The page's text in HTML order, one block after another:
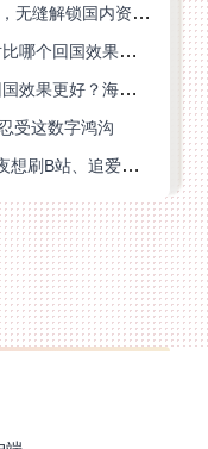
海外党必看：如何选对回国翻墙VPN，无缝解锁国内资源？
ChickCN VPN好用吗？和海牛VPN对比哪个回国效果更好？
ChickCN VPN和当归VPN对比哪个回国效果更好？海外党亲测后选了它
受这数字鸿沟
Quickback和巨鲸好用吗？在海外深夜想刷B站、追爱奇艺的你，或许正需要这份答案